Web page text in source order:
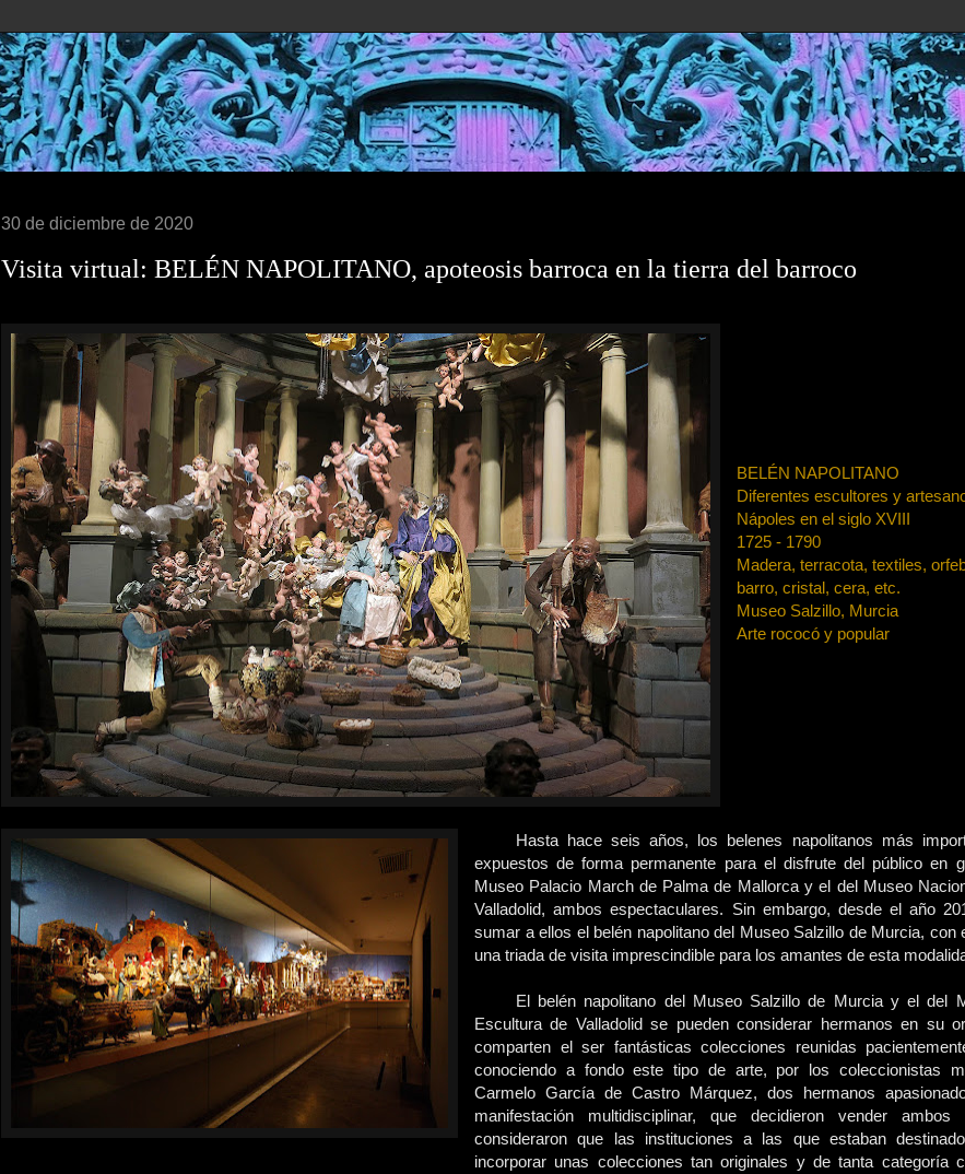
30 de diciembre de 2020
Visita virtual: BELÉN NAPOLITANO, apoteosis barroca en la tierra del barroco
BELÉN NAPOLITANO
Diferentes escultores y
Nápoles en el siglo XVIII
1725 - 1790
Madera, terracota, textiles,
barro, cristal, cera, etc.
Museo Salzillo, Murcia
Arte rococó y popular
Hasta hace seis años, los belenes napolitanos más
expuestos de forma permanente para el disfrute del público en
Museo Palacio March de Palma de Mallorca y el del Museo
Valladolid, ambos espectaculares. Sin embargo, desde el año
sumar a ellos el belén napolitano del Museo Salzillo de Murcia, con
una triada de visita imprescindible para los amantes de esta
El belén napolitano del Museo Salzillo de Murcia y el del
Escultura de Valladolid se pueden considerar hermanos en su
comparten el ser fantásticas colecciones reunidas
conociendo a fondo este tipo de arte, por los coleccionistas
Carmelo García de Castro Márquez, dos hermanos
manifestación multidisciplinar, que decidieron vender ambos
consideraron que las instituciones a las que estaban
incorporar unas colecciones tan originales y de tanta categoría